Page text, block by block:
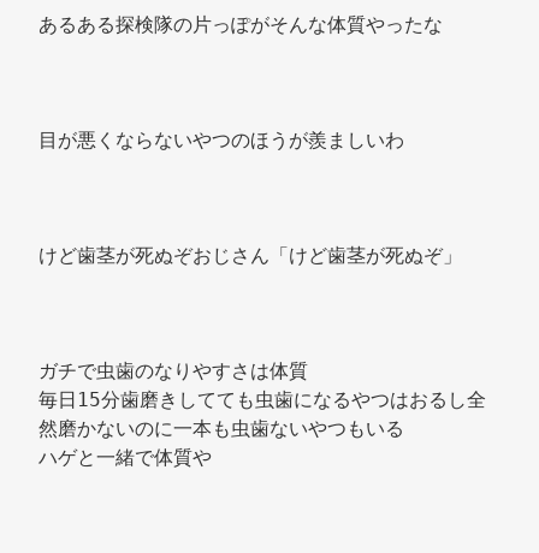
あるある探検隊の片っぽがそんな体質やったな
目が悪くならないやつのほうが羨ましいわ
けど歯茎が死ぬぞおじさん「けど歯茎が死ぬぞ」
ガチで虫歯のなりやすさは体質
毎日15分歯磨きしてても虫歯になるやつはおるし全
然磨かないのに一本も虫歯ないやつもいる
ハゲと一緒で体質や